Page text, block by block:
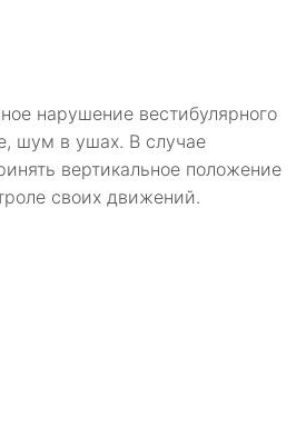
нарушение вестибулярного
шум в ушах. В случае
вертикальное положение
своих движений.